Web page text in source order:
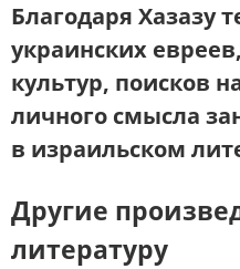
Благодаря Хазазу
украинских
культур, поисков
личного смысла
в израильском
Другие
литературу